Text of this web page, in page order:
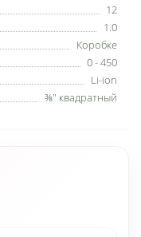
12
1.0
Коробке
0 - 450
Li-ion
⅜″ квадратный